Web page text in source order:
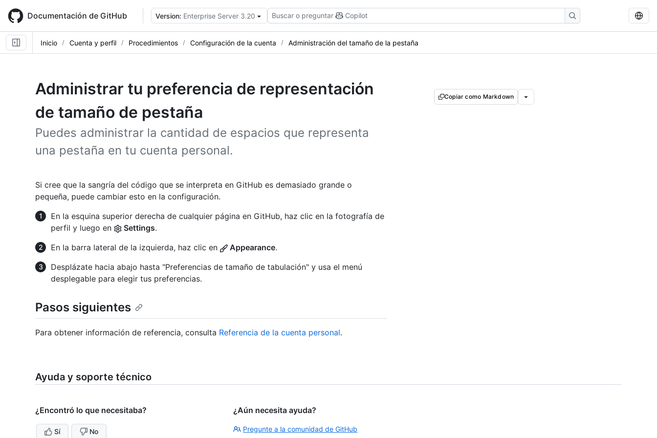
main
content
Documentación de GitHub Version: Enterprise Server 3.20 Buscar o preguntar Copilot
Inicio Cuenta y perfil Procedimientos Configuración de la cuenta Administración del tamaño de la pestaña
Administrar tu preferencia de representación
de tamaño de pestaña
Puedes administrar la cantidad de espacios que representa
una pestaña en tu cuenta personal.
Copiar como Markdown
Si cree que la sangría del código que se interpreta en GitHub es demasiado grande o
pequeña, puede cambiar esto en la configuración.
En la esquina superior derecha de cualquier página en GitHub, haz clic en la fotografía de
perfil y luego en
Settings.
En la barra lateral de la izquierda, haz clic en
Appearance.
Desplázate hacia abajo hasta "Preferencias de tamaño de tabulación" y usa el menú
desplegable para elegir tus preferencias.
Pasos siguientes
Para obtener información de referencia, consulta Referencia de la cuenta personal.
Ayuda y soporte técnico
¿Encontró lo que necesitaba?
Sí No
¿Aún necesita ayuda?
Pregunte a la comunidad de GitHub